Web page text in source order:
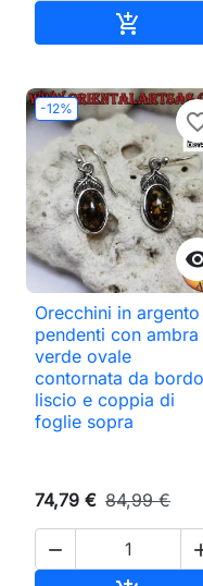

-12%
Orecchini in argento
pendenti con ambra
verde ovale
contornata da bordo
liscio e coppia di
foglie sopra
74,79 € 84,99 €
